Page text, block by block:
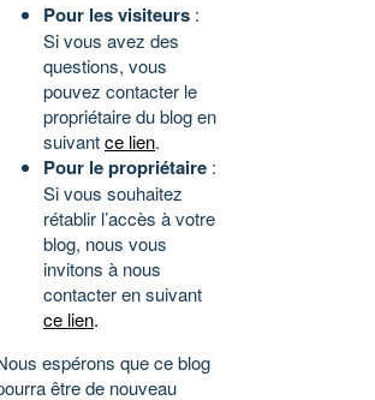
Pour les visiteurs :
Si vous avez des
questions, vous
pouvez contacter le
propriétaire du blog en
suivantce lien.
Pour le propriétaire :
Si vous souhaitez
rétablir l’accès à votre
blog, nous vous
invitons à nous
contacter en suivant
ce lien.
espérons que ce blog
être de nouveau